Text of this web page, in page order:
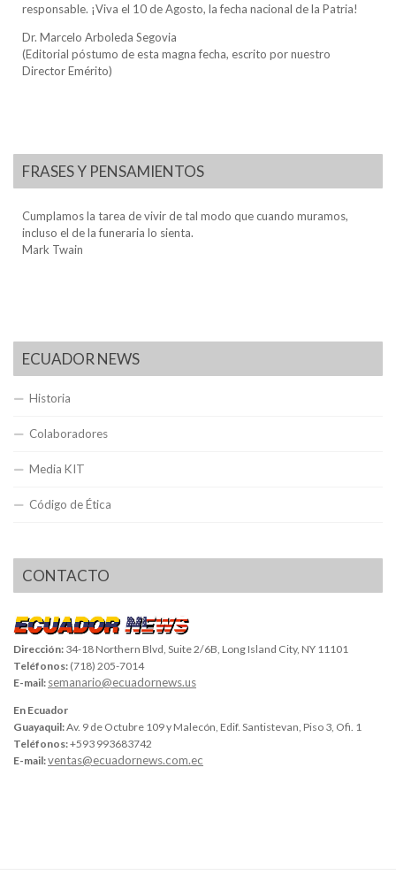
responsable. ¡Viva el 10 de Agosto, la fecha nacional de la Patria!
Dr. Marcelo Arboleda Segovia
(Editorial póstumo de esta magna fecha, escrito por nuestro
Director Emérito)
FRASES Y PENSAMIENTOS
Cumplamos la tarea de vivir de tal modo que cuando muramos,
incluso el de la funeraria lo sienta.
Mark Twain
ECUADOR NEWS
Historia
Colaboradores
Media KIT
Código de Ética
CONTACTO
Dirección: 34-18 Northern Blvd, Suite 2/6B, Long Island City, NY 11101
Teléfonos: (718) 205-7014
E-mail: semanario@ecuadornews.us
En Ecuador
Guayaquil:Av. 9 de Octubre 109 y Malecón, Edif. Santistevan, Piso 3, Ofi. 1
Teléfonos:+593 993683742
E-mail:ventas@ecuadornews.com.ec